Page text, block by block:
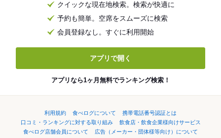
クイックな現在地検索。検索が快適に
予約も簡単。空席をスムーズに検索
会員登録なし。すぐに利用開始
アプリで開く
アプリなら1ヶ月無料でランキング検索！
利用規約 食べログについて
携帯電話番号認証とは
口コミ・ランキングに対する取り組み
飲食店・飲食企業様向けサービス
食べログ店舗会員について
広告（メーカー・団体様等向け）について